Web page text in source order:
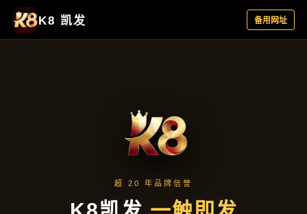
全能扑克游戏大厅：多玩法同屏切换，公平匹
配实力对决竞技更过瘾
tong ping qie huan gong ping pi pei shi li
dui jue jing ji geng guo yin